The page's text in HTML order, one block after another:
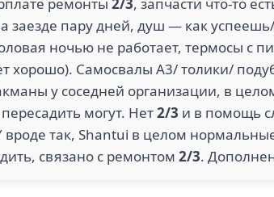
заезде пару дней, душ — как
ночью не работает, термосы с
хорошо). Самосвалы A3/ толики/
у соседней организации, в
могут. Нет2/3 и в помощь
так, Shantui в целом
связано с ремонтом 2/3.